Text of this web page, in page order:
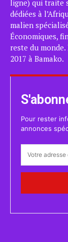
ligne) qui traite
dédiées à
malien
Économiques,
reste du
2017 à Bamako.
Pour rester
annonces